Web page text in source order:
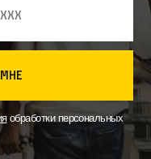
обработки персональных